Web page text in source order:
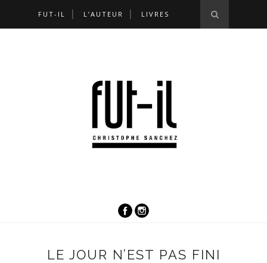
FUT-IL L’AUTEUR LIVRES
LE JOUR N’EST PAS FINI